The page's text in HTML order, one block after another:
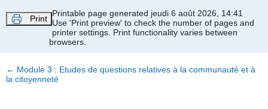
Print
Printable page generated jeudi 6 août 2026, 14:41
Use 'Print preview' to check the number of pages and
printer settings. Print functionality varies between
browsers.
← Module 3 : Etudes de questions relatives à la communauté et à
la citoyenneté